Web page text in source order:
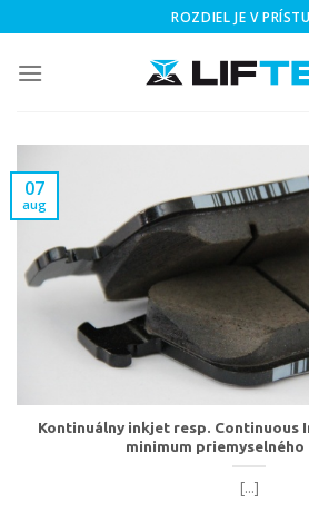
to
content
ROZDIEL JE V
Kontinuálny inkjet resp. Continuous
minimum priemyselného
[...]
07
aug